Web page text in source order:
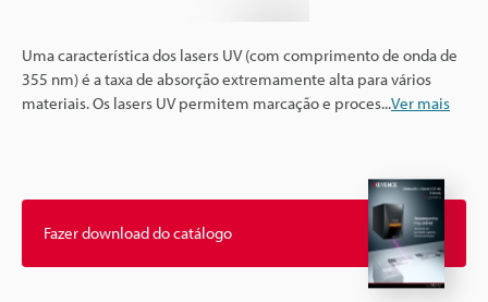
Uma característica dos lasers UV (com comprimento de onda de
355 nm) é a taxa de absorção extremamente alta para vários
materiais. Os lasers UV permitem marcação e proces...Ver mais
Fazer download do catálogo